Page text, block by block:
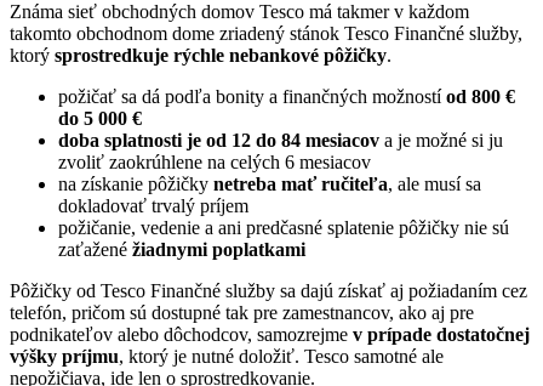
Známa sieť obchodných domov Tesco má takmer v každom
takomto obchodnom dome zriadený stánok Tesco Finančné služby,
ktorý sprostredkuje rýchle nebankové pôžičky.
požičať sa dá podľa bonity a finančných možnostíod 800 €
do 5 000 €
doba splatnosti je od 12 do 84 mesiacov a je možné si ju
zvoliť zaokrúhlene na celých 6 mesiacov
na získanie pôžičky netreba mať ručiteľa, ale musí sa
dokladovať trvalý príjem
požičanie, vedenie a ani predčasné splatenie pôžičky nie sú
zaťažené žiadnymi poplatkami
Pôžičky od Tesco Finančné služby sa dajú získať aj požiadaním cez
telefón, pričom sú dostupné tak pre zamestnancov, ako aj pre
podnikateľov alebo dôchodcov, samozrejme v prípade dostatočnej
výšky príjmu, ktorý je nutné doložiť. Tesco samotné ale
nepožičiava, ide len o sprostredkovanie.